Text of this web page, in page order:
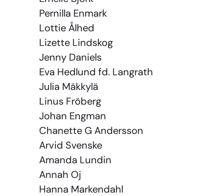
Pernilla Enmark
Lottie Ålhed
Lizette Lindskog
Jenny Daniels
Eva Hedlund fd. Langrath
Julia Mäkkylä
Linus Fröberg
Johan Engman
Chanette G Andersson
Arvid Svenske
Amanda Lundin
Annah Oj
Hanna Markendahl